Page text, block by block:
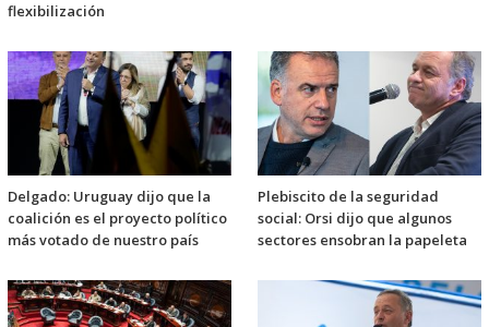
flexibilización
Delgado: Uruguay dijo que la
coalición es el proyecto político
más votado de nuestro país
Plebiscito de la seguridad
social: Orsi dijo que algunos
sectores ensobran la papeleta